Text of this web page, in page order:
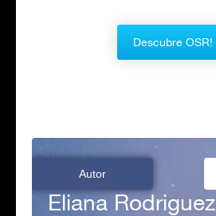
Descubre OSR!
Autor
Eliana Rodriguez